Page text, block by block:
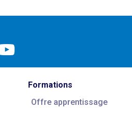
Formations
Offre apprentissage